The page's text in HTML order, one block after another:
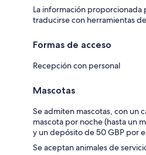
La información
traducirse con herramientas
Formas de acceso
Recepción con personal
Mascotas
Se admiten mascotas, con un
mascota por noche (hasta un
y un depósito de 50 GBP por
Se aceptan animales de